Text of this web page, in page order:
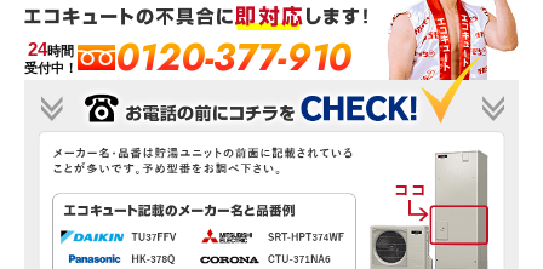
24時間
受付中！
0120-377-910